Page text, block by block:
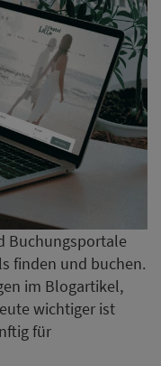
Buchungsportale
finden und buchen.
im Blogartikel,
wichtiger ist
für